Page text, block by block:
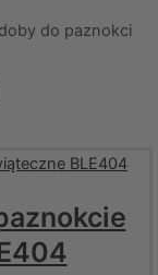
do paznokci